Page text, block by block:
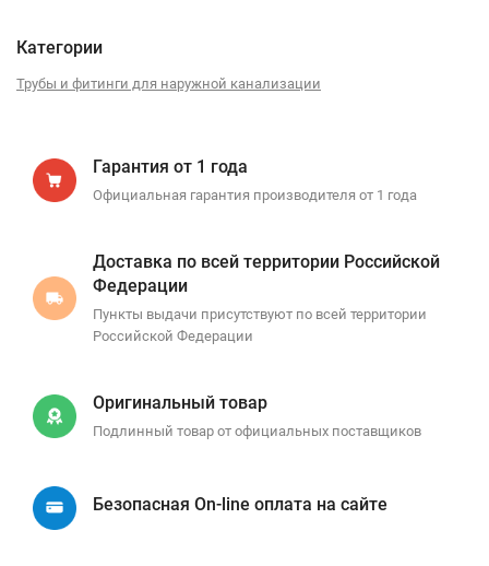
Категории
Трубы и фитинги для наружной канализации
Гарантия от 1 года
Официальная гарантия производителя от 1 года
Доставка по всей территории Российской
Федерации
Пункты выдачи присутствуют по всей территории
Российской Федерации
Оригинальный товар
Подлинный товар от официальных поставщиков
Безопасная On-line оплата на сайте